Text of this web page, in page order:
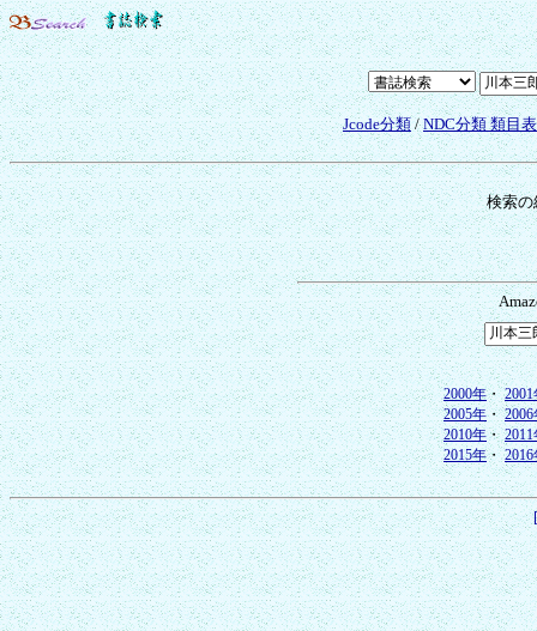
Jcode分類/NDC分類 類目
検索
2000年・2001
2005年・2006
2010年・2011
2015年・2016